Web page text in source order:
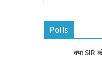
Polls
क्या SIR